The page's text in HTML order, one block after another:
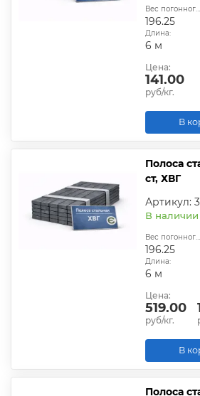
Вес погонного метра, кг:
196.25
Длина:
6 м
Цена:
141.00
руб/кг.
В
Полоса
ст, ХВГ
Артикул:
В наличии
Вес погонного метра, кг:
196.25
Длина:
6 м
Цена:
519.00
руб/кг.
В
Полоса